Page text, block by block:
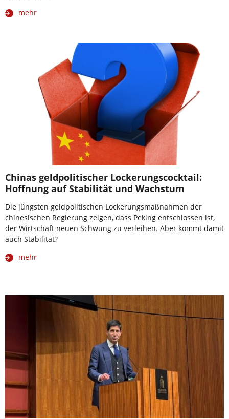
mehr
Chinas geldpolitischer Lockerungscocktail:
Hoffnung auf Stabilität und Wachstum
Die jüngsten geldpolitischen Lockerungsmaßnahmen der
chinesischen Regierung zeigen, dass Peking entschlossen ist,
der Wirtschaft neuen Schwung zu verleihen. Aber kommt damit
auch Stabilität?
mehr